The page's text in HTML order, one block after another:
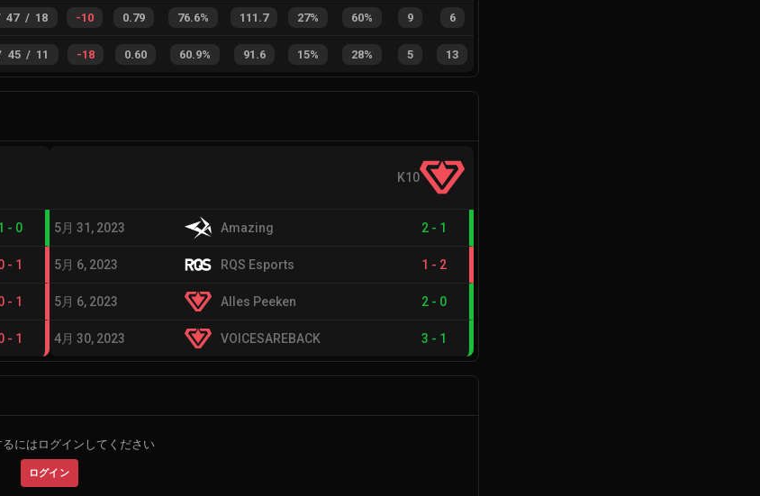
47 / 18 -10 0.79 76.6% 111.7 27% 60% 9 6
45 / 11 -18 0.60 60.9% 91.6 15% 28% 5 13
- 0
- 1
- 1
- 1
K10
5月 31, 2023 Amazing 2 - 1
5月 6, 2023 RQS Esports 1 - 2
5月 6, 2023 Alles Peeken 2 - 0
4月 30, 2023 VOICESAREBACK 3 - 1
るにはログインしてください
ログイン